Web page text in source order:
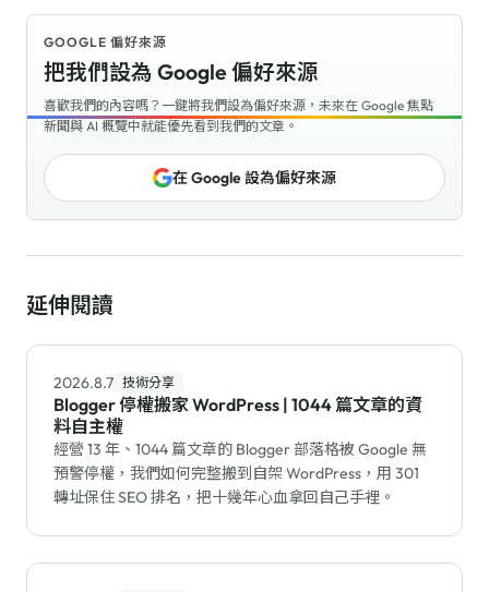
GOOGLE 偏好來源
把我們設為 Google 偏好來源
喜歡我們的內容嗎？一鍵將我們設為偏好來源，未來在 Google 焦點
新聞與 AI 概覽中就能優先看到我們的文章。
在 Google 設為偏好來源
延伸閱讀
2026.8.7 技術分享
Blogger 停權搬家 WordPress | 1044 篇文章的資
料自主權
經營 13 年、1044 篇文章的 Blogger 部落格被 Google 無
預警停權，我們如何完整搬到自架 WordPress，用 301
轉址保住 SEO 排名，把十幾年心血拿回自己手裡。